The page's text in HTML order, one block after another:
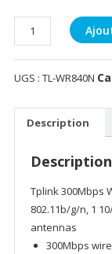
quantité
de
Router
TP-
Mbps
WR840N)
UGS : TL-WR840N
Description
Description
Tplink 300Mbps
802.11b/g/n, 1
antennas
300Mbps